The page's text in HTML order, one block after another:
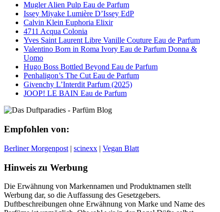
Mugler Alien Pulp Eau de Parfum
Issey Miyake Lumière D’Issey EdP
Calvin Klein Euphoria Elixir
4711 Acqua Colonia
Yves Saint Laurent Libre Vanille Couture Eau de Parfum
Valentino Born in Roma Ivory Eau de Parfum Donna &
Uomo
Hugo Boss Bottled Beyond Eau de Parfum
Penhaligon’s The Cut Eau de Parfum
Givenchy L’Interdit Parfum (2025)
JOOP! LE BAIN Eau de Parfum
Empfohlen von:
Berliner Morgenpost | scinexx | Vegan Blatt
Hinweis zu Werbung
Die Erwähnung von Markennamen und Produktnamen stellt
Werbung dar, so die Auffassung des Gesetzgebers.
Duftbeschreibungen ohne Erwähnung von Marke und Name des